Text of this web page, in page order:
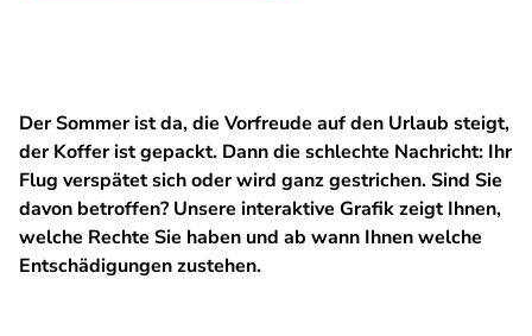
Der Sommer ist da, die Vorfreude auf den Urlaub steigt,
der Koffer ist gepackt. Dann die schlechte Nachricht: Ihr
Flug verspätet sich oder wird ganz gestrichen. Sind Sie
davon betroffen? Unsere interaktive Grafik zeigt Ihnen,
welche Rechte Sie haben und ab wann Ihnen welche
Entschädigungen zustehen.